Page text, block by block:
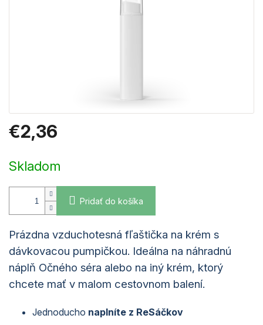
€2,36
cena:
Skladom
Pridať do košíka
Prázdna vzduchotesná fľaštička na krém s
dávkovacou pumpičkou. Ideálna na náhradnú
náplň Očného séra alebo na iný krém, ktorý
chcete mať v malom cestovnom balení.
Jednoducho naplníte z ReSáčkov